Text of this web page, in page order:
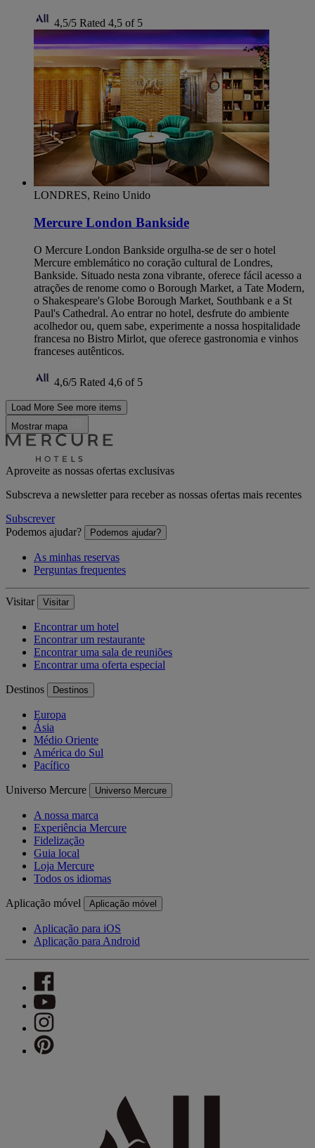
4,5/5 Rated 4,5 of 5
LONDRES, Reino Unido
Mercure London Bankside
O Mercure London Bankside orgulha-se de ser o hotel
Mercure emblemático no coração cultural de Londres,
Bankside. Situado nesta zona vibrante, oferece fácil acesso a
atrações de renome como o Borough Market, a Tate Modern,
o Shakespeare's Globe Borough Market, Southbank e a St
Paul's Cathedral. Ao entrar no hotel, desfrute do ambiente
acolhedor ou, quem sabe, experimente a nossa hospitalidade
francesa no Bistro Mirlot, que oferece gastronomia e vinhos
franceses autênticos.
4,6/5 Rated 4,6 of 5
Load More See more items
Mostrar mapa
Aproveite as nossas ofertas exclusivas
Subscreva a newsletter para receber as nossas ofertas mais recentes
Subscrever
Podemos ajudar?
Podemos ajudar?
As minhas reservas
Perguntas frequentes
Visitar Visitar
Encontrar um hotel
Encontrar um restaurante
Encontrar uma sala de reuniões
Encontrar uma oferta especial
Destinos Destinos
Europa
Ásia
Médio Oriente
América do Sul
Pacífico
Universo Mercure Universo Mercure
A nossa marca
Experiência Mercure
Fidelização
Guia local
Loja Mercure
Todos os idiomas
Aplicação móvel Aplicação móvel
Aplicação para iOS
Aplicação para Android